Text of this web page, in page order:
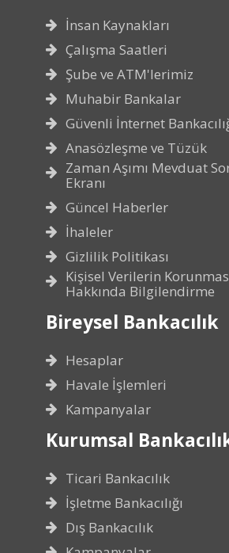
İnsan Kaynakları
Çalışma Saatleri
Şube ve ATM'lerimiz
Muhabir Bankalar
Güvenli İnternet
Anasözleşme ve Tüzük
Zaman Aşımı Mevduat
Ekranı
Güncel Haberler
İhaleler
Gizlilik Politikası
Kişisel Verilerin
Hakkında Bilgilendirme
Bireysel Bankacılık
Hesaplar
Havale İşlemleri
Kampanyalar
Kurumsal
Ticari Bankacılık
İşletme Bankacılığı
Dış Bankacılık